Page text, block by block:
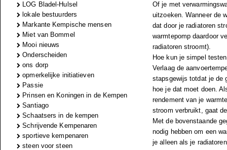
LOG Bladel-Hulsel
lokale bestuurders
Markante Kempische mensen
Miet van Bommel
Mooi nieuws
Onderscheiden
ons dorp
opmerkelijke initiatieven
Passie
Prinsen en Koningen in de Kempen
Santiago
Schaatsers in de kempen
Schrijvende Kempenaren
sportieve kempenaren
steen voor steen
Of je met
uitzoeken. Wanneer de
dat door je radiatoren
warmtepomp daardoor
radiatoren stroomt).
Hoe kun je simpel
Verlaag de
stapsgewijs totdat je de
hoe je dat moet doen.
rendement van je
stroom verbruikt, gaat
Met de bovenstaande
nodig hebben om een
je alleen als je